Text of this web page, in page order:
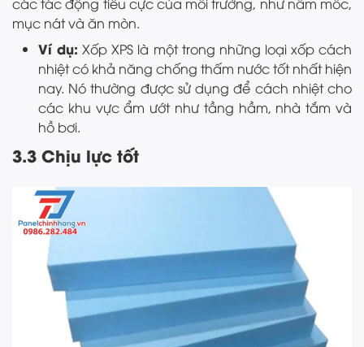
mục nát và ăn mòn.
Ví dụ: Xốp XPS là một trong những loại xốp cách
nhiệt có khả năng chống thấm nước tốt nhất hiện
nay. Nó thường được sử dụng để cách nhiệt cho
các khu vực ẩm ướt như tầng hầm, nhà tắm và
hồ bơi.
3.3 Chịu lực tốt